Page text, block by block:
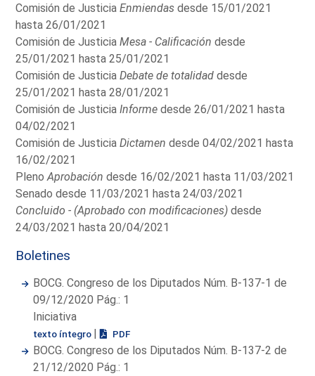
Comisión de JusticiaEnmiendas desde 15/01/2021
hasta 26/01/2021
Comisión de JusticiaMesa - Calificación desde
25/01/2021 hasta 25/01/2021
Comisión de JusticiaDebate de totalidad desde
25/01/2021 hasta 28/01/2021
Comisión de JusticiaInforme desde 26/01/2021 hasta
04/02/2021
Comisión de JusticiaDictamen desde 04/02/2021 hasta
16/02/2021
PlenoAprobación desde 16/02/2021 hasta 11/03/2021
Senado desde 11/03/2021 hasta 24/03/2021
Concluido - (Aprobado con modificaciones) desde
24/03/2021 hasta 20/04/2021
Boletines
BOCG. Congreso de los Diputados Núm. B-137-1 de
09/12/2020 Pág.: 1
Iniciativa
texto íntegro | PDF
BOCG. Congreso de los Diputados Núm. B-137-2 de
21/12/2020 Pág.: 1